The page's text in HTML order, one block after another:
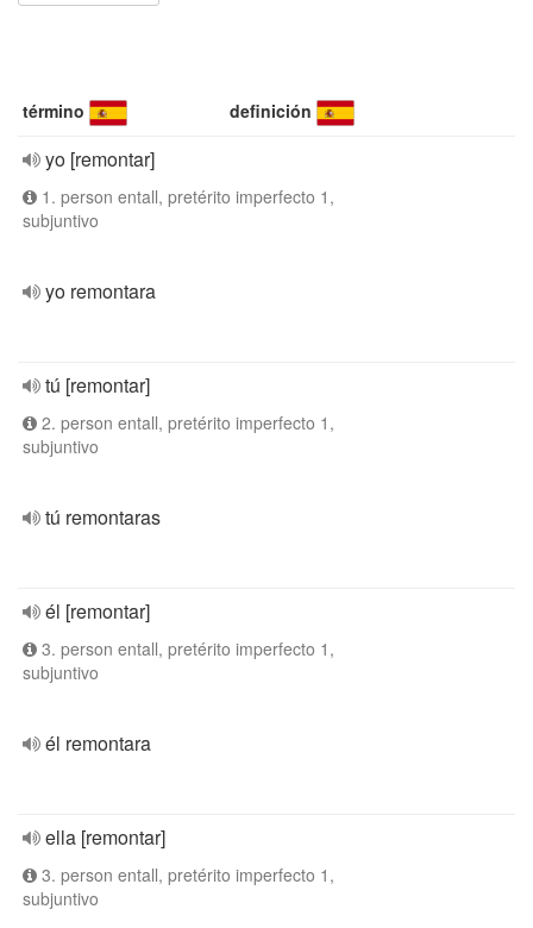
término definición
yo [remontar]
1. person entall, pretérito imperfecto 1,
subjuntivo
yo remontara
tú [remontar]
2. person entall, pretérito imperfecto 1,
subjuntivo
tú remontaras
él [remontar]
3. person entall, pretérito imperfecto 1,
subjuntivo
él remontara
ella [remontar]
3. person entall, pretérito imperfecto 1,
subjuntivo